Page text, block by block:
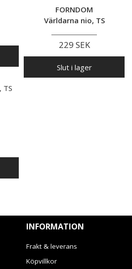
FORNDOM
Världarna nio, TS
229 SEK
Slut i lager
INFORMATION
Frakt & leverans
Köpvillkor